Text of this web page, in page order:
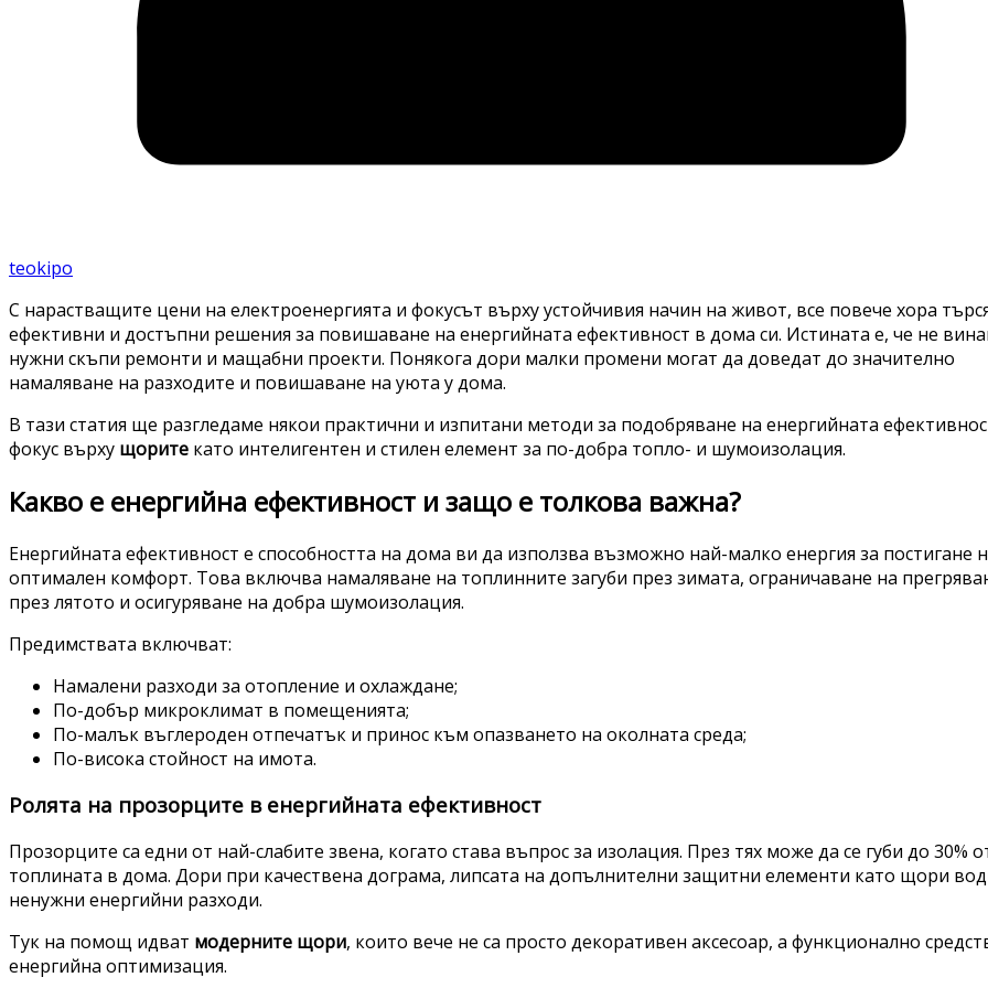
teokipo
С нарастващите цени на електроенергията и фокусът върху устойчивия начин на живот, все повече хора
ефективни и достъпни решения за повишаване на енергийната ефективност в дома си. Истината е, че не
нужни скъпи ремонти и мащабни проекти. Понякога дори малки промени могат да доведат до значително
намаляване на разходите и повишаване на уюта у дома.
В тази статия ще разгледаме някои практични и изпитани методи за подобряване на енергийната
фокус върху щорите като интелигентен и стилен елемент за по-добра топло- и шумоизолация.
Какво е енергийна ефективност и защо е толкова важна?
Енергийната ефективност е способността на дома ви да използва възможно най-малко енергия за постигане
оптимален комфорт. Това включва намаляване на топлинните загуби през зимата, ограничаване на
през лятото и осигуряване на добра шумоизолация.
Предимствата включват:
Намалени разходи за отопление и охлаждане;
По-добър микроклимат в помещенията;
По-малък въглероден отпечатък и принос към опазването на околната среда;
По-висока стойност на имота.
Ролята на прозорците в енергийната ефективност
Прозорците са едни от най-слабите звена, когато става въпрос за изолация. През тях може да се губи до 30%
топлината в дома. Дори при качествена дограма, липсата на допълнителни защитни елементи като щори
ненужни енергийни разходи.
Тук на помощ идват модерните щори, които вече не са просто декоративен аксесоар, а функционално
енергийна оптимизация.